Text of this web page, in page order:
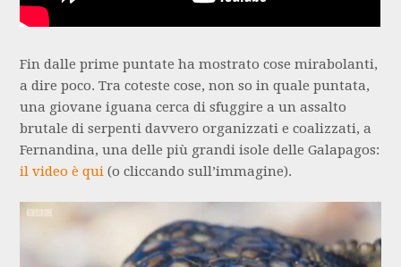
Fin dalle prime puntate ha mostrato cose mirabolanti,
a dire poco. Tra coteste cose, non so in quale puntata,
una giovane iguana cerca di sfuggire a un assalto
brutale di serpenti davvero organizzati e coalizzati, a
Fernandina, una delle più grandi isole delle Galapagos:
il video è qui(o cliccando sull’immagine).